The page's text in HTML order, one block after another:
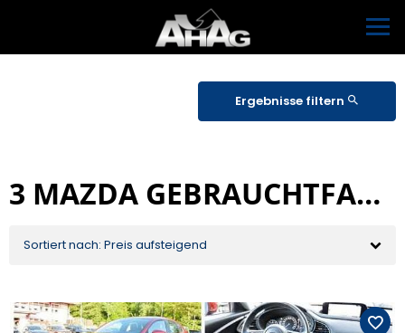
Ergebnisse filtern
3 MAZDA GEBRAUCHTFAHRZEUGE IN SCHLEUSINGEN
Sortiert nach: Preis aufsteigend